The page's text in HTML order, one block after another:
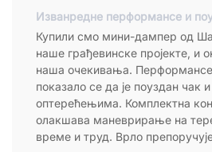
Изванредне перформансе и
Купили смо мини-дампер од
наше грађевинске пројекте, и
наша очекивања. Перформансе
показало се да је поуздан чак
оптерећењима. Комплектна
олакшава маневрирање на
време и труд. Врло